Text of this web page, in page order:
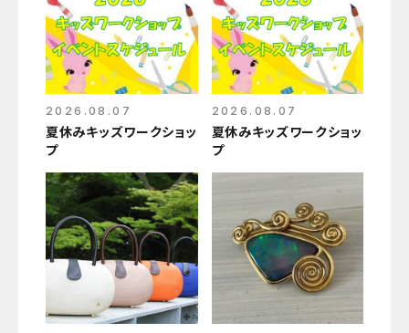
2026.08.07
夏休みキッズワークショッ
プ
2026.08.07
夏休みキッズワークショッ
プ